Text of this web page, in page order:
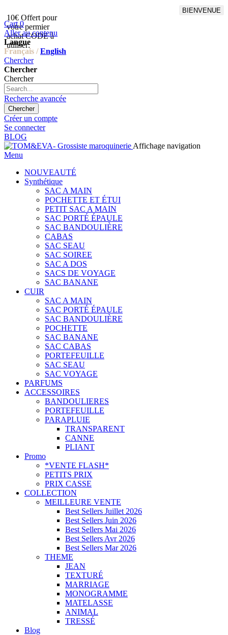
10€ Offert pour
votre permier
achat CODE à
utiliser:
BIENVENUE
Cart 0
Aller au contenu
Langue
Français / English
Chercher
Chercher
Chercher
Recherche avancée
Chercher
Créer un compte
Se connecter
BLOG
Affichage navigation
Menu
NOUVEAUTÉ
Synthétique
SAC A MAIN
POCHETTE ET ÉTUI
PETIT SAC A MAIN
SAC PORTÉ ÉPAULE
SAC BANDOULIÈRE
CABAS
SAC SEAU
SAC SOIREE
SAC A DOS
SACS DE VOYAGE
SAC BANANE
CUIR
SAC A MAIN
SAC PORTÉ ÉPAULE
SAC BANDOULIÈRE
POCHETTE
SAC BANANE
SAC CABAS
PORTEFEUILLE
SAC SEAU
SAC VOYAGE
PARFUMS
ACCESSOIRES
BANDOULIERES
PORTEFEUILLE
PARAPLUIE
TRANSPARENT
CANNE
PLIANT
Promo
*VENTE FLASH*
PETITS PRIX
PRIX CASSE
COLLECTION
MEILLEURE VENTE
Best Sellers Juillet 2026
Best Sellers Juin 2026
Best Sellers Mai 2026
Best Sellers Avr 2026
Best Sellers Mar 2026
THEME
JEAN
TEXTURÉ
MARRIAGE
MONOGRAMME
MATELASSE
ANIMAL
TRESSÉ
Blog